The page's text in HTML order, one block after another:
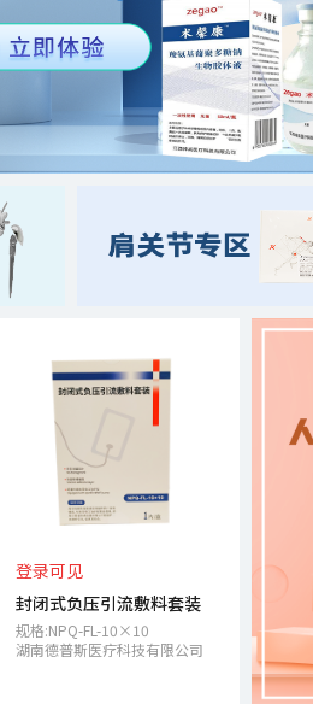
登录可见
封闭式负压引流敷料套装
规格:NPQ-FL-10×10
湖南德普斯医疗科技有限公司